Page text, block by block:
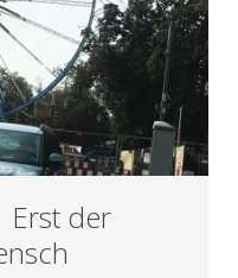
Erst der